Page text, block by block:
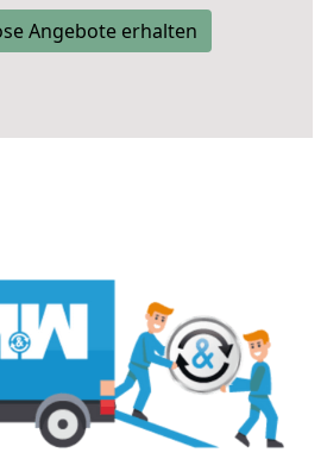
Angebote erhalten